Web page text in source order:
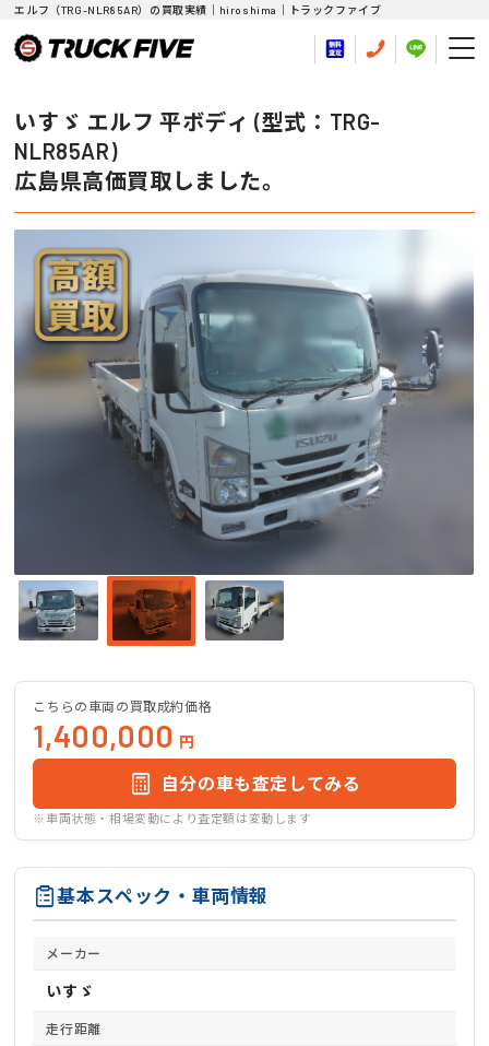
エルフ（TRG-NLR85AR）の買取実績｜hiroshima｜トラックファイブ
いすゞ エルフ 平ボディ (型式：TRG-
NLR85AR)
広島県高価買取しました。
こちらの車両の買取成約価格
1,400,000 円
自分の車も査定してみる
※車両状態・相場変動により査定額は変動します
基本スペック・車両情報
メーカー
いすゞ
走行距離